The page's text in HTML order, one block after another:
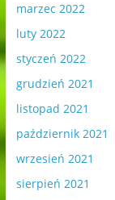
marzec 2022
luty 2022
styczeń 2022
grudzień 2021
listopad 2021
październik 2021
wrzesień 2021
sierpień 2021